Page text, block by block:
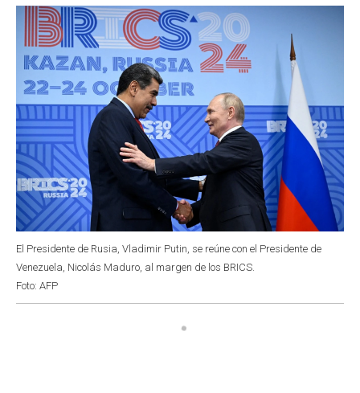
k
p
n
El Presidente de Rusia, Vladimir Putin, se reúne con el Presidente de
Venezuela, Nicolás Maduro, al margen de los BRICS.
Foto: AFP